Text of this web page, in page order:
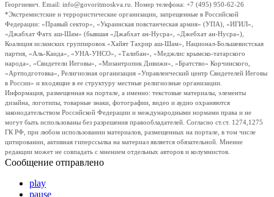
Георгиевич. Email: info@govoritmoskva.ru. Номер телефона: +7 (495) 950-62-26
*Экстремистские и террористические организации, запрещенные в Российской
Федерации: «Правый сектор», «Украинская повстанческая армия» (УПА), «ИГИЛ»,
«Джабхат Фатх аш-Шам» (бывшая «Джабхат ан-Нусра», «Джебхат ан-Нусра»),
Коалиция исламских группировок «Хайят Тахрир аш-Шам», Национал-Большевистская
партия, «Аль-Каида», «УНА-УНСО», «Талибан», «Меджлис крымско-татарского
народа», «Свидетели Иеговы», «Мизантропик Дивижн», «Братство» Корчинского,
«Артподготовка», Религиозная организация «Управленческий центр Свидетелей Иеговы
в России» и входящие в ее структуру местные религиозные организации.
Информация, размещенная на портале, а именно: текстовые материалы, элементы
дизайна, логотипы, товарные знаки, фотографии, видео и аудио охраняются
законодательством Российской Федерации и международными нормами права и не
могут быть использованы без разрешения правообладателей. Согласно ст.ст. 1274,1275
ГК РФ, при любом использовании материалов, размещенных на портале, в том числе
цитировании, активная гиперссылка на материал является обязательной. Мнение
редакции может не совпадать с мнением отдельных авторов и колумнистов.
Сообщение отправлено
play
pause